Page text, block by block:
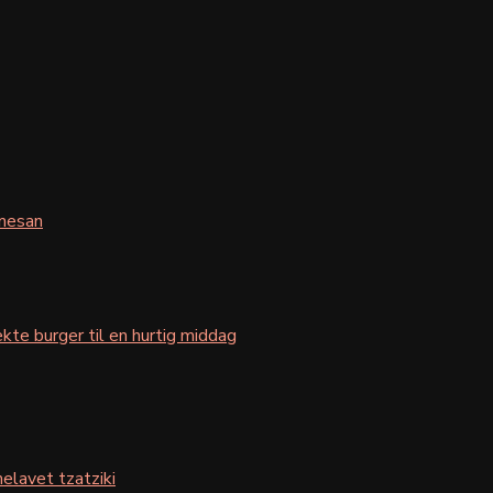
burger til en hurtig middag
tzatziki